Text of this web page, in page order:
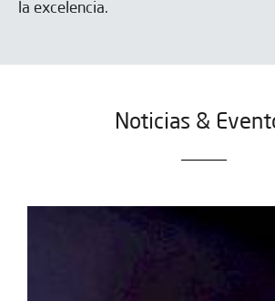
la excelencia.
Noticias &